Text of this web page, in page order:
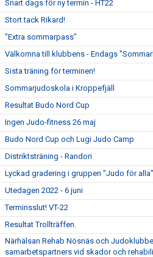
Snart dags för ny termin - HT22
Stort tack Rikard!
"Extra sommarpass"
Välkomna till klubbens - Endags
Sista träning för terminen!
Sommarjudoskola i Kroppefjäll
Resultat Budo Nord Cup
Ingen Judo-fitness 26 maj
Budo Nord Cup och Lugi Judo Camp
Distriktsträning - Randori
Lyckad gradering i gruppen "Judo för alla"
Utedagen 2022 - 6 juni
Terminsslut! VT-22
Resultat Trollträffen.
Närhälsan Rehab Nösnäs och
samarbetspartners vid skador och